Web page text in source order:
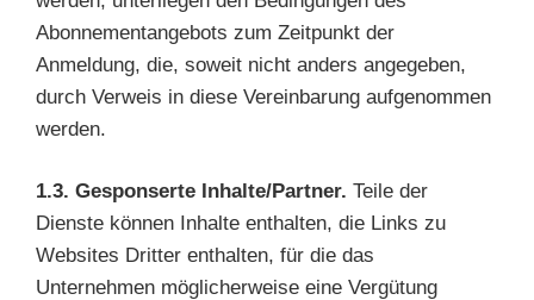
Abonnementangebots zum Zeitpunkt der
Anmeldung, die, soweit nicht anders angegeben,
durch Verweis in diese Vereinbarung aufgenommen
werden.
1.3. Gesponserte Inhalte/Partner. Teile der
Dienste können Inhalte enthalten, die Links zu
Websites Dritter enthalten, für die das
Unternehmen möglicherweise eine Vergütung